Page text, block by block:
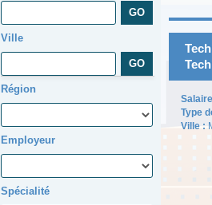
Ville
Région
Employeur
Spécialité
Type
Ville :